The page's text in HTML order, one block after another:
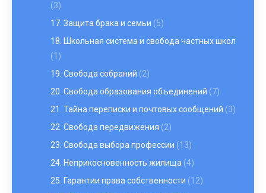
(3)
17. Защита брака и семьи (5)
18. Школьная система и свобода частных школ
(1)
19. Свобода собраний (2)
20. Свобода образования объединений (7)
21. Тайна переписки и почтовых сообщений (3)
22. Свобода передвижения (2)
23. Свобода выбора профессии (13)
24. Неприкосновенность жилища (4)
25. Гарантии права собственности (12)